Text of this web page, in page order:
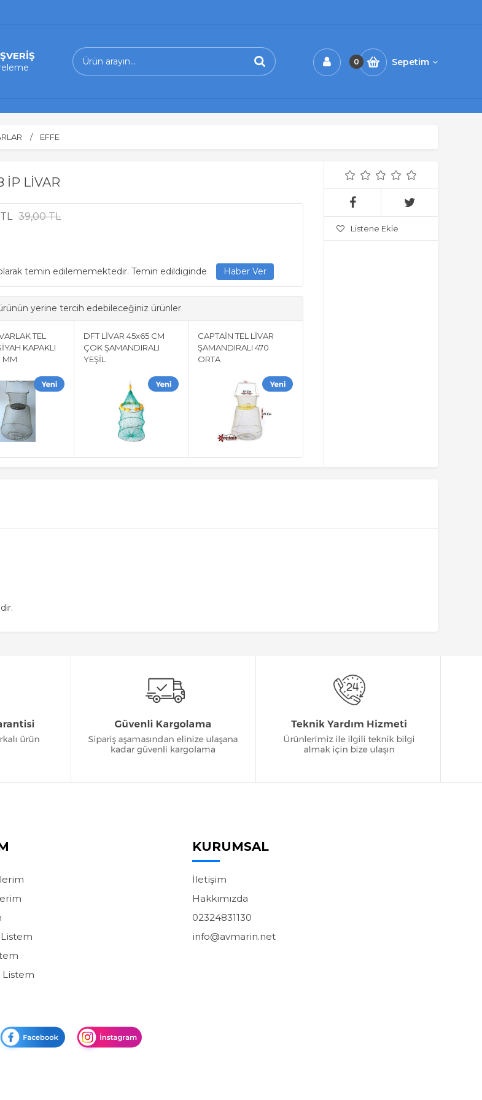
0 Sepetim
EFFE
İP LİVAR
39,00 TL
temin edilememektedir. Temin edildiginde
yerine tercih edebileceğiniz ürünler
TEL
KAPAKLI
MM
DFT LİVAR 45x65 CM
ÇOK ŞAMANDIRALI
YEŞİL
CAPTAİN TEL LİVAR
ŞAMANDIRALI 470
ORTA
Listene Ekle
Listem
KURUMSAL
İletişim
Hakkımızda
02324831130
info@avmarin.net